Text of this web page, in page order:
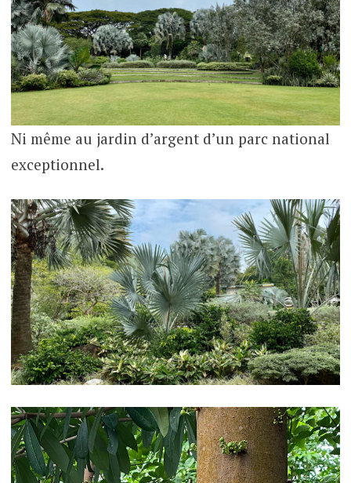
Ni même au jardin d’argent d’un parc national
exceptionnel.